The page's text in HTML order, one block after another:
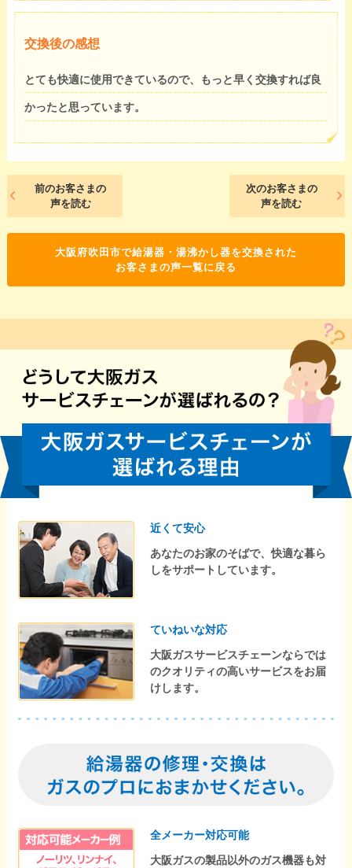
交換後の感想
とても快適に使用できているので、もっと早く交換すれば良
かったと思っています。
前のお客さまの
声を読む
次のお客さまの
声を読む
大阪府吹田市で給湯器・湯沸かし器を交換された
お客さまの声一覧に戻る
近くて安心
あなたのお家のそばで、快適な暮ら
しをサポートしています。
ていねいな対応
大阪ガスサービスチェーンならでは
のクオリティの高いサービスをお届
けします。
全メーカー対応可能
大阪ガスの製品以外のガス機器も対